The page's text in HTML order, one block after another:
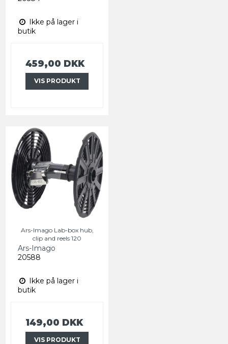
Ikke på lager i
butik
459,00 DKK
VIS PRODUKT
Ars-Imago Lab-box hub,
clip and reels 120
Ars-Imago
20588
Ikke på lager i
butik
149,00 DKK
VIS PRODUKT